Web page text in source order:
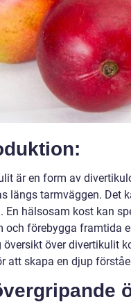
är en form av
längs tarmväggen. Det
En hälsosam kost kan
och förebygga framtida
översikt över divertikulit
att skapa en djup